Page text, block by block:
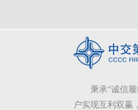
秉承“诚信
户实现互利双赢